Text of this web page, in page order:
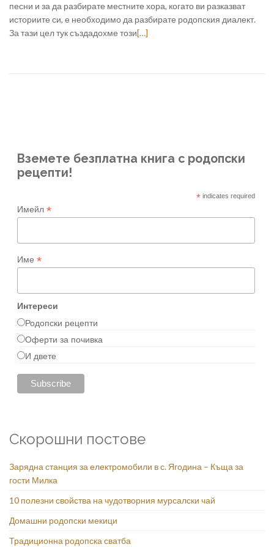
песни и за да разбирате местните хора, когато ви разказват
историите си, е необходимо да разбирате родопския диалект.
За тази цел тук създадохме този[…]
Вземете безплатна книга с родопски
рецепти!
*indicates required
Имейл *
Име *
Интереси
Родопски рецепти
Оферти за почивка
И двете
Скорошни постове
Зарядна станция за електромобили в с. Ягодина – Къща за
гости Милка
10 полезни свойства на чудотворния мурсалски чай
Домашни родопски мекици
Традиционна родопска сватба